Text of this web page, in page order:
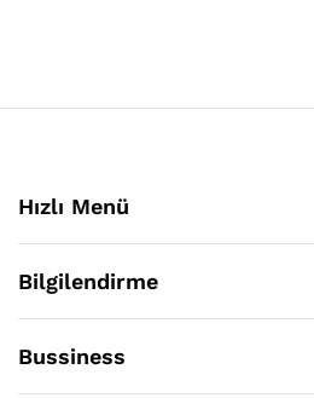
Hızlı Menü
Bilgilendirme
Bussiness